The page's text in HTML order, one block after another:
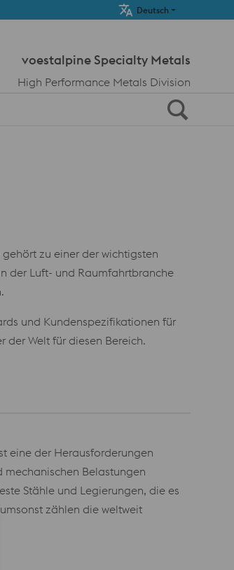
Deutsch
voestalpine Specialty Metals
High Performance Metals Division
zu einer der wichtigsten
der Luft- und Raumfahrtbranche
und Kundenspezifikationen für
Welt für diesen Bereich.
eine der Herausforderungen
mechanischen Belastungen
Stähle und Legierungen, die es
zählen die weltweit